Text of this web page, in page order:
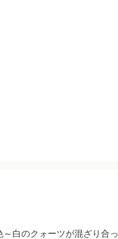
白のクォーツが混ざり合っ